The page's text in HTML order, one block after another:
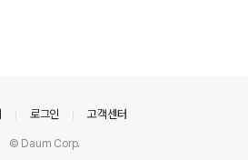
로그인 고객센터
© Daum Corp.